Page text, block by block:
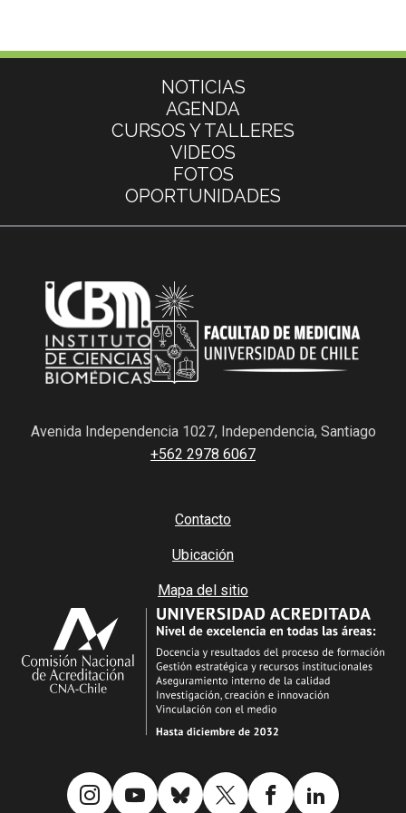
NOTICIAS
AGENDA
CURSOS Y TALLERES
VIDEOS
FOTOS
OPORTUNIDADES
Avenida Independencia 1027, Independencia, Santiago
+562 2978 6067
Contacto
Ubicación
Mapa del sitio